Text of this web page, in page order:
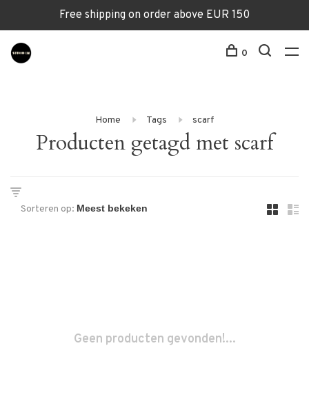
Free shipping on order above EUR 150
0
Home Tags scarf
Producten getagd met scarf
Sorteren op:
Geen producten gevonden!...